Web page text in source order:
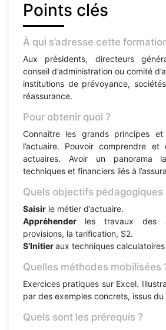
Points clés
À qui s’adresse cette
Aux présidents, directeurs
conseil d’administration ou comité
institutions de prévoyance,
réassurance.
Pour obtenir quoi ?
Connaître les grands principes
l’actuaire. Pouvoir comprendre
actuaires. Avoir un panorama
techniques et financiers liés à
Quels objectifs pédagogiques
Saisir le métier d’actuaire.
Appréhender les travaux des
provisions, la tarification, S2.
S’Initieraux techniques
Quelles méthodes mobilisées
Exercices pratiques sur Excel.
par des exemples concrets, issus du
Quels sont les prérequis ?